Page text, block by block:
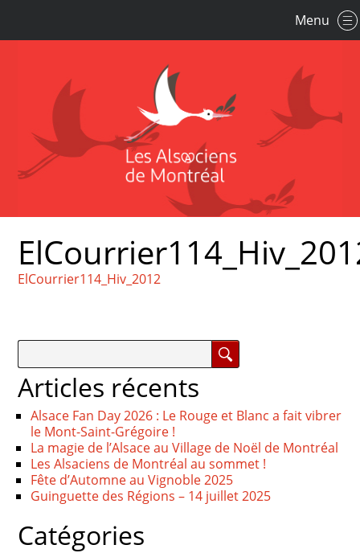
Menu
ElCourrier114_Hiv_2012
Articles récents
Alsace Fan Day 2026 : Le Rouge et Blanc a fait vibrer
le Mont-Saint-Grégoire !
La magie de l’Alsace au Village de Noël de Montréal
Les Alsaciens de Montréal au sommet !
Fête d’Automne au Vignoble 2025
Guinguette des Régions – 14 juillet 2025
Catégories